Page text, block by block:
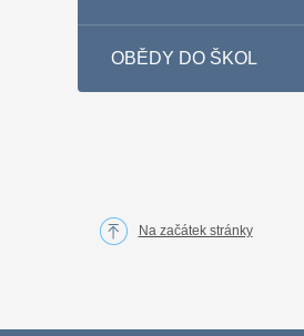
OBĚDY DO ŠKOL
Na začátek stránky